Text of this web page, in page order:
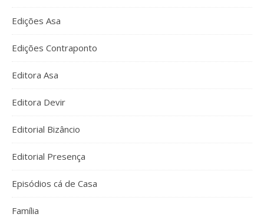
Edições Asa
Edições Contraponto
Editora Asa
Editora Devir
Editorial Bizâncio
Editorial Presença
Episódios cá de Casa
Família